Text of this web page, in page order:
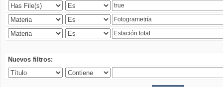
Nuevos filtros: